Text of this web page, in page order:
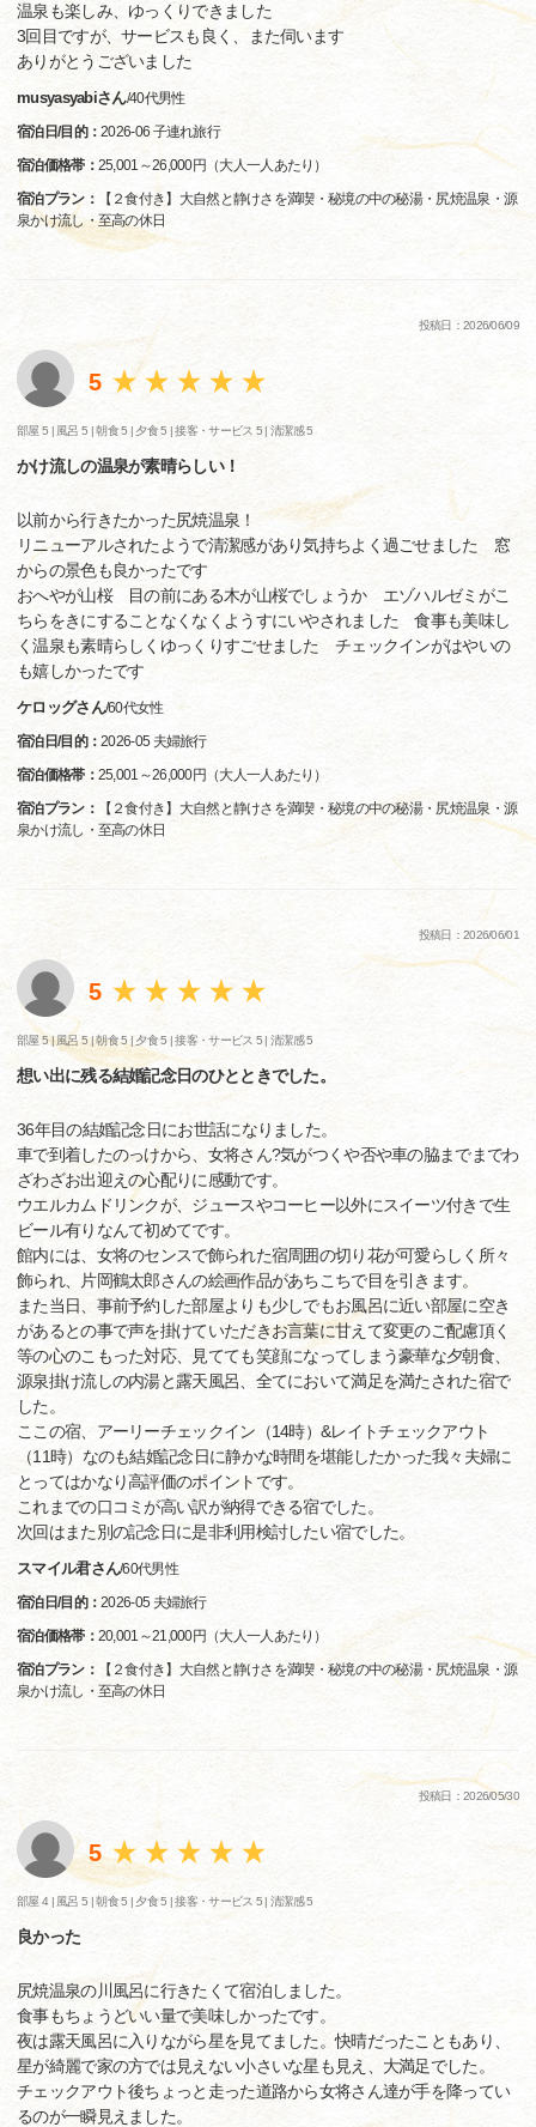
温泉も楽しみ、ゆっくりできました
3回目ですが、サービスも良く、また伺います
ありがとうございました
musyasyabiさん/40代男性
宿泊日/目的：2026-06 子連れ旅行
宿泊価格帯： 25,001～26,000円（大人一人あたり）
宿泊プラン：
【２食付き】大自然と静けさを満喫・秘境の中の秘湯・尻焼温泉・源
泉かけ流し・至高の休日
投稿日：2026/06/09
5
部屋 5 | 風呂 5 |朝食 5 | 夕食 5 |接客・サービス 5 |清潔感 5
かけ流しの温泉が素晴らしい！
以前から行きたかった尻焼温泉！
リニューアルされたようで清潔感があり気持ちよく過ごせました 窓
からの景色も良かったです
おへやが山桜 目の前にある木が山桜でしょうか エゾハルゼミがこ
ちらをきにすることなくなくようすにいやされました 食事も美味し
く温泉も素晴らしくゆっくりすごせました チェックインがはやいの
も嬉しかったです
ケロッグさん/60代女性
宿泊日/目的：2026-05 夫婦旅行
宿泊価格帯： 25,001～26,000円（大人一人あたり）
宿泊プラン：
【２食付き】大自然と静けさを満喫・秘境の中の秘湯・尻焼温泉・源
泉かけ流し・至高の休日
投稿日：2026/06/01
5
部屋 5 |風呂 5 |朝食 5 | 夕食 5 |接客・サービス 5 |清潔感 5
想い出に残る結婚記念日のひとときでした。
36年目の結婚記念日にお世話になりました。
車で到着したのっけから、女将さん?気がつくや否や車の脇までまでわ
ざわざお出迎えの心配りに感動です。
ウエルカムドリンクが、ジュースやコーヒー以外にスイーツ付きで生
ビール有りなんて初めてです。
館内には、女将のセンスで飾られた宿周囲の切り花が可愛らしく所々
飾られ、片岡鶴太郎さんの絵画作品があちこちで目を引きます。
また当日、事前予約した部屋よりも少しでもお風呂に近い部屋に空き
があるとの事で声を掛けていただきお言葉に甘えて変更のご配慮頂く
等の心のこもった対応、見てても笑顔になってしまう豪華な夕朝食、
源泉掛け流しの内湯と露天風呂、全てにおいて満足を満たされた宿で
した。
ここの宿、アーリーチェックイン（14時）&レイトチェックアウト
（11時）なのも結婚記念日に静かな時間を堪能したかった我々夫婦に
とってはかなり高評価のポイントです。
これまでの口コミが高い訳が納得できる宿でした。
次回はまた別の記念日に是非利用検討したい宿でした。
スマイル君さん/60代男性
宿泊日/目的：2026-05 夫婦旅行
宿泊価格帯： 20,001～21,000円（大人一人あたり）
宿泊プラン：
【２食付き】大自然と静けさを満喫・秘境の中の秘湯・尻焼温泉・源
泉かけ流し・至高の休日
投稿日：2026/05/30
5
部屋 4 | 風呂 5 |朝食 5 | 夕食 5 |接客・サービス 5 |清潔感 5
良かった
尻焼温泉の川風呂に行きたくて宿泊しました。
食事もちょうどいい量で美味しかったです。
夜は露天風呂に入りながら星を見てました。快晴だったこともあり、
星が綺麗で家の方では見えない小さいな星も見え、大満足でした。
チェックアウト後ちょっと走った道路から女将さん達が手を降ってい
るのが一瞬見えました。